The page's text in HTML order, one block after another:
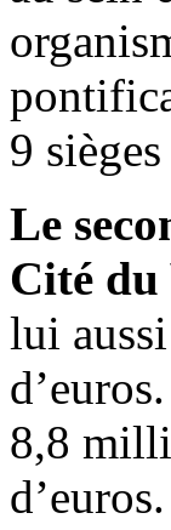
9
Le
Cité du
lui
8,8